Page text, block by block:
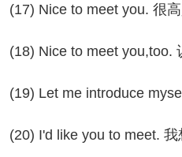
Nice to meet you. 很高
Nice to meet you,too. 认
Let me introduce
I'd like you to meet. 我